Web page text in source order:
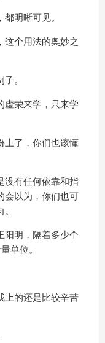
明晰可见。
这个用法的奥妙之
。
虚荣来学，只来学
上了，你们也该懂
没有任何依靠和指
会以为，你们也可
阳明，隔着多少个
单位。
上的还是比较辛苦